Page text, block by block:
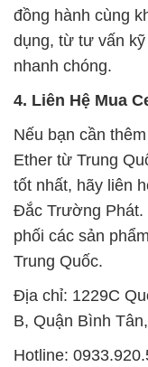
đồng hành cùng
dụng, từ tư vấn
nhanh chóng.
4. Liên Hệ Mua
Nếu bạn cần
Ether từ Trung
tốt nhất, hãy liên
Đắc Trường Phát.
phối các sản
Trung Quốc.
Địa chỉ: 1229C
B, Quận Bình
Hotline: